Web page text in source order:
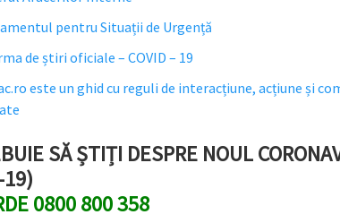
pentru Situații de Urgență
de știri oficiale – COVID – 19
este un ghid cu reguli de interacțiune, acțiune și
SĂ ȘTIȚI DESPRE NOUL
19)
0800 800 358